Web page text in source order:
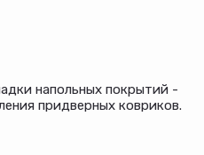
напольных покрытий -
придверных ковриков.
шероховатыми